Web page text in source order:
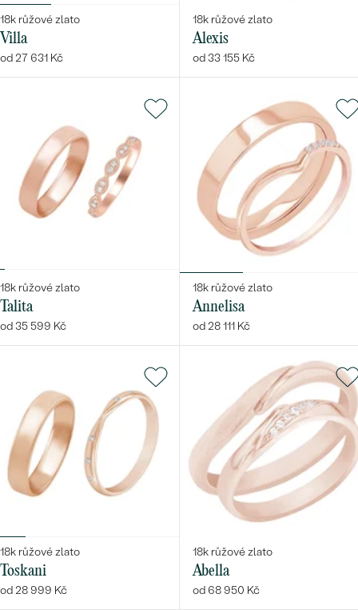
18k růžové zlato
Villa
od 27 631 Kč
18k růžové zlato
Alexis
od 33 155 Kč
18k růžové zlato
Talita
od 35 599 Kč
18k růžové zlato
Annelisa
od 28 111 Kč
18k růžové zlato
Toskani
od 28 999 Kč
18k růžové zlato
Abella
od 68 950 Kč